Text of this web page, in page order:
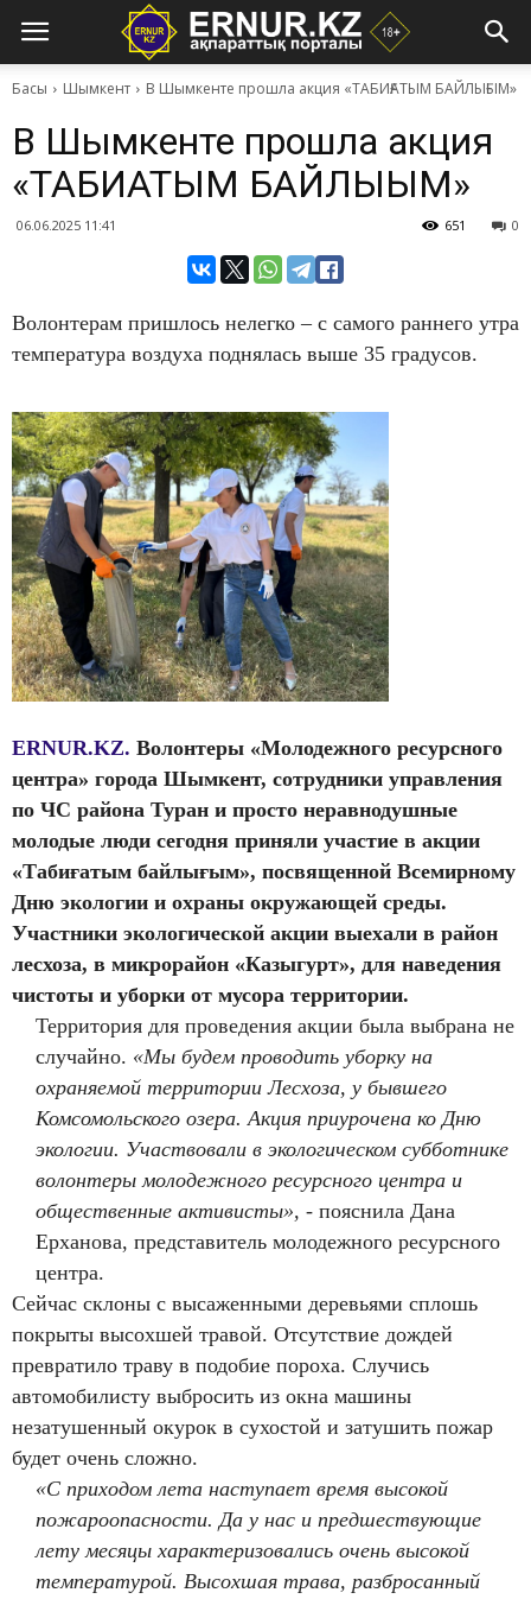
Басы Шымкент ​В Шымкенте прошла акция «ТАБИҒАТЫМ БАЙЛЫҒЫМ»
​В Шымкенте прошла акция
«ТАБИҒАТЫМ БАЙЛЫҒЫМ»
06.06.2025 11:41 0
651
Волонтерам пришлось нелегко – с самого раннего утра
температура воздуха поднялась выше 35 градусов.
ERNUR.KZ. Волонтеры «Молодежного ресурсного
центра» города Шымкент, сотрудники управления
по ЧС района Туран и просто неравнодушные
молодые люди сегодня приняли участие в акции
«Табиғатым байлығым», посвященной Всемирному
Дню экологии и охраны окружающей среды.
Участники экологической акции выехали в район
лесхоза, в микрорайон «Казыгурт», для наведения
чистоты и уборки от мусора территории.
Территория для проведения акции была выбрана не
случайно. «Мы будем проводить уборку на
охраняемой территории Лесхоза, у бывшего
Комсомольского озера. Акция приурочена ко Дню
экологии. Участвовали в экологическом субботнике
волонтеры молодежного ресурсного центра и
общественные активисты», - пояснила Дана
Ерханова, представитель молодежного ресурсного
центра.
Сейчас склоны с высаженными деревьями сплошь
покрыты высохшей травой. Отсутствие дождей
превратило траву в подобие пороха. Случись
автомобилисту выбросить из окна машины
незатушенный окурок в сухостой и затушить пожар
будет очень сложно.
«С приходом лета наступает время высокой
пожароопасности. Да у нас и предшествующие
лету месяцы характеризовались очень высокой
температурой. Высохшая трава, разбросанный